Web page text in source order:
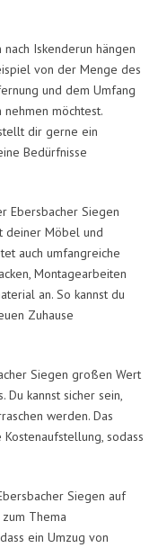
Iskenderun hängen
von der Menge des
und dem Umfang
möchtest.
dir gerne ein
Bedürfnisse
Ebersbacher Siegen
deiner Möbel und
auch umfangreiche
Montagearbeiten
an. So kannst du
Zuhause
Siegen großen Wert
Du kannst sicher sein,
werden. Das
sodass
Siegen auf
Thema
ein Umzug von